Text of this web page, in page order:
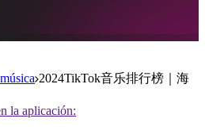
2024TikTok音乐排行榜｜海
la aplicación: